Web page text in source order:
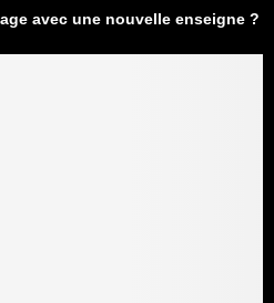
avec une nouvelle enseigne ?